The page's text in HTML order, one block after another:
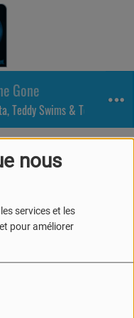
nous
services et les
pour améliorer
Gone
Teddy Swims & Tones And I